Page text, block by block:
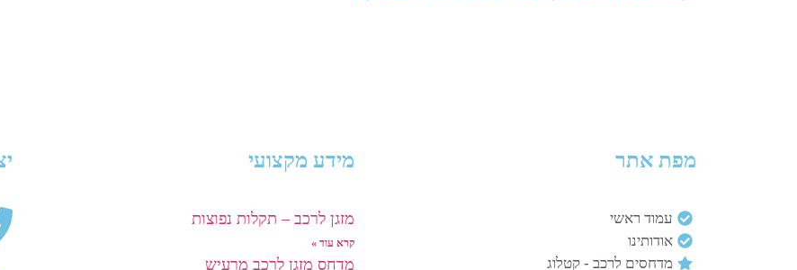
מפת אתר
עמוד ראשי
אודותינו
מדחסים לרכב - קטלוג
מידע מקצועי
מזגן לרכב – תקלות נפוצות
קרא עוד »
מדחס מזגן לרכב מרעיש